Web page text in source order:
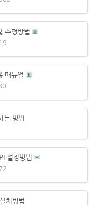
수정방법
매뉴얼
는 방법
설정방법
치방법